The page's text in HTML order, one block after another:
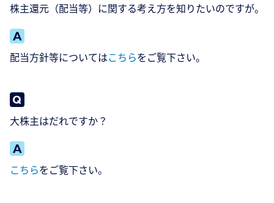
株主還元（配当等）に関する考え方を知りたいのですが。
配当方針等についてはこちらをご覧下さい。
大株主はだれですか？
こちらをご覧下さい。